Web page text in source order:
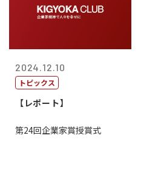
2024.12.10
トピックス
【レポート】
第24回企業家賞授賞式